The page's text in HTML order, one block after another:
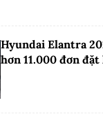
Hyundai Elantra
hơn 11.000 đơn đặt